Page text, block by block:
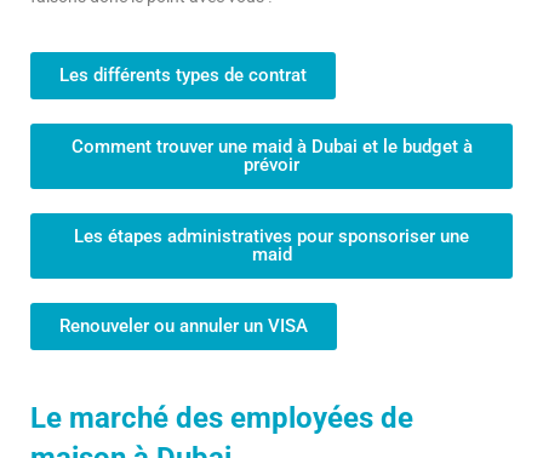
Les différents types de contrat
Comment trouver une maid à Dubai et le budget à
prévoir
Les étapes administratives pour sponsoriser une
maid
Renouveler ou annuler un VISA
Le marché des employées de